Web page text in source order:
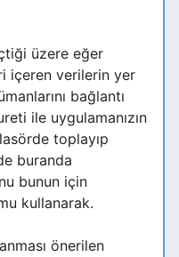
üzere eğer
içeren verilerin yer
bağlantı
ile uygulamanızın
toplayıp
buranda
bunun için
kullanarak.
önerilen